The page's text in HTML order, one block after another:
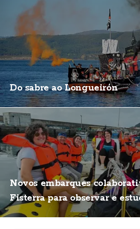
Do sabre ao Longueirón
Novos embarques
Fisterra para observar e